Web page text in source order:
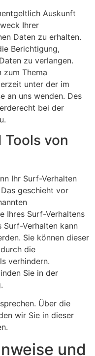
Auskunft
Ihrer
Daten zu erhalten.
Berichtigung,
zu verlangen.
zum Thema
unter der im
an uns wenden. Des
bei der
von
Ihr Surf-Verhalten
geschieht vor
Ihres Surf-Verhaltens
Verhalten kann
Sie können dieser
die
verhindern.
Sie in der
Über die
wir Sie in dieser
und